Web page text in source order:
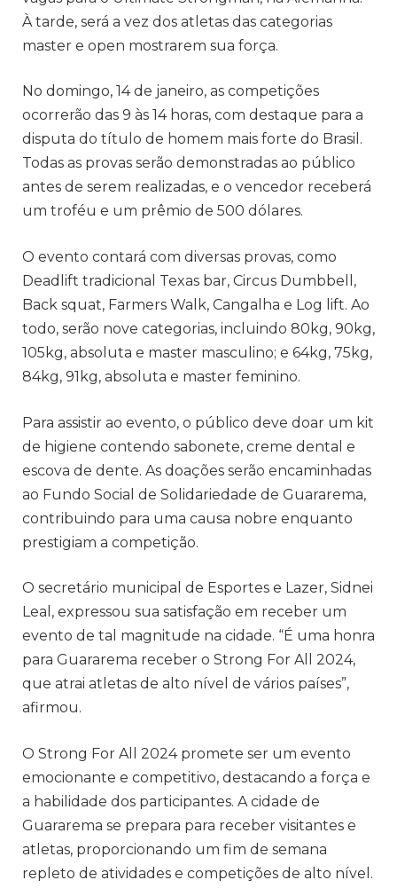
À tarde, será a vez dos atletas das categorias
master e open mostrarem sua força.
No domingo, 14 de janeiro, as competições
ocorrerão das 9 às 14 horas, com destaque para a
disputa do título de homem mais forte do Brasil.
Todas as provas serão demonstradas ao público
antes de serem realizadas, e o vencedor receberá
um troféu e um prêmio de 500 dólares.
O evento contará com diversas provas, como
Deadlift tradicional Texas bar, Circus Dumbbell,
Back squat, Farmers Walk, Cangalha e Log lift. Ao
todo, serão nove categorias, incluindo 80kg, 90kg,
105kg, absoluta e master masculino; e 64kg, 75kg,
84kg, 91kg, absoluta e master feminino.
Para assistir ao evento, o público deve doar um kit
de higiene contendo sabonete, creme dental e
escova de dente. As doações serão encaminhadas
ao Fundo Social de Solidariedade de Guararema,
contribuindo para uma causa nobre enquanto
prestigiam a competição.
O secretário municipal de Esportes e Lazer, Sidnei
Leal, expressou sua satisfação em receber um
evento de tal magnitude na cidade. “É uma honra
para Guararema receber o Strong For All 2024,
que atrai atletas de alto nível de vários países”,
afirmou.
O Strong For All 2024 promete ser um evento
emocionante e competitivo, destacando a força e
a habilidade dos participantes. A cidade de
Guararema se prepara para receber visitantes e
atletas, proporcionando um fim de semana
repleto de atividades e competições de alto nível.